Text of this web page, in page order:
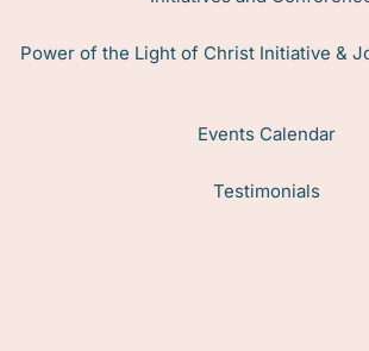
Power of the Light of Christ Initiative &
Events Calendar
Testimonials